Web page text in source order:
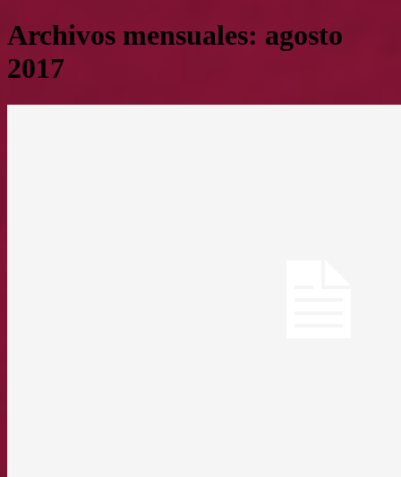
Archivos mensuales: agosto
2017